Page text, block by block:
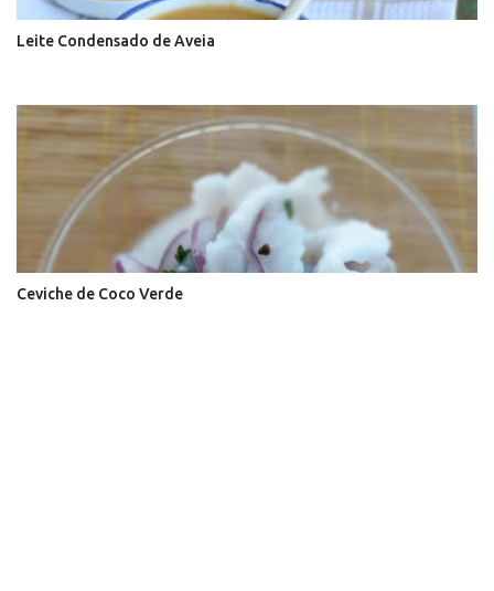
Leite Condensado de Aveia
Ceviche de Coco Verde